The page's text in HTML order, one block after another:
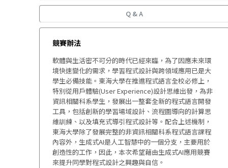
Q & A
競賽辦法
軟體與生活密不可分的時代已經來臨，為了因應未來環
境快速變化的需求，學習程式設計與跨領域應用已是大
學生必備技能。東海大學在推進程式語言全校必修上，
特別從用戶體驗(User Experience)設計思維出發，為非
資訊相關科系學生，發展出一整套全新的程式語言開發
工具，包括創新的學習場域設計、流程圖導向的計算思
維訓練、以及填充式導引程式設計等。配合上述機制，
東海大學除了發展完整的非資訊相關科系程式語言課程
內容外，生成式AI是人工智慧中的一個分支，主要用於
創造性的工作，因此，本次希望藉由生成式AI應用競賽
來提升同學對程式設計之興趣與自信。